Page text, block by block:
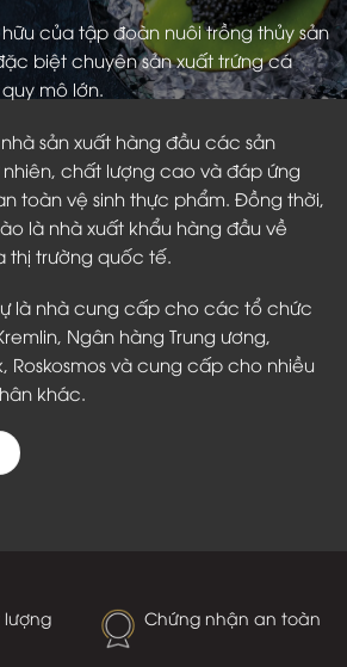
House
của tập đoàn nuôi trồng thủy sản
biệt chuyên sản xuất trứng cá
mô lớn.
chất lượng cao và đáp ứng
toàn vệ sinh thực phẩm. Đồng thời,
là nhà xuất khẩu hàng đầu về
trường quốc tế.
là nhà cung cấp cho các tổ chức